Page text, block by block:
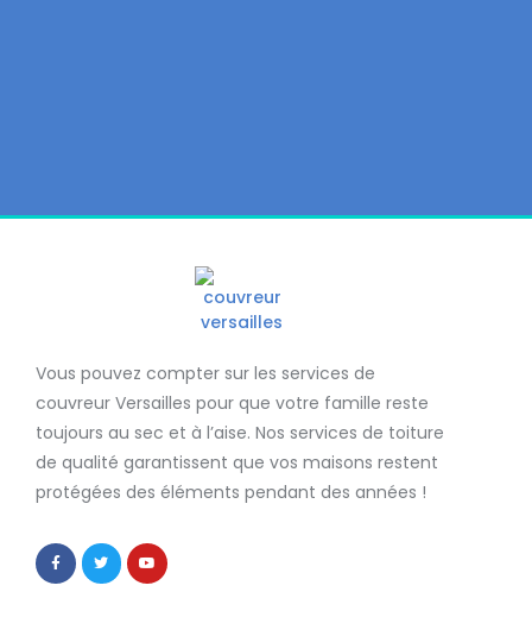
Vous pouvez compter sur les services de
couvreur Versailles pour que votre famille reste
toujours au sec et à l’aise. Nos services de toiture
de qualité garantissent que vos maisons restent
protégées des éléments pendant des années !